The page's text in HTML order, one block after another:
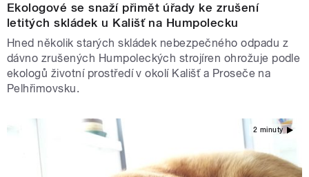
Ekologové se snaží přimět úřady ke zrušení
letitých skládek u Kališť na Humpolecku
Hned několik starých skládek nebezpečného odpadu z
dávno zrušených Humpoleckých strojíren ohrožuje podle
ekologů životní prostředí v okolí Kališť a Proseče na
Pelhřimovsku.
2 minuty